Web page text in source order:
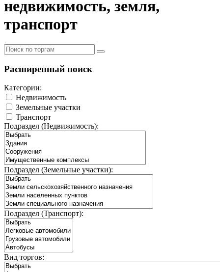
недвижимость, земля,
транспорт
Расширенный поиск
Категории:
Недвижимость
Земельные участки
Транспорт
Подраздел (Недвижимость):
Подраздел (Земельные участки):
Подраздел (Транспорт):
Вид торгов: